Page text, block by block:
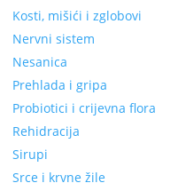
Kosti, mišići i zglobovi
Nervni sistem
Nesanica
Prehlada i gripa
Probiotici i crijevna flora
Rehidracija
Sirupi
Srce i krvne žile